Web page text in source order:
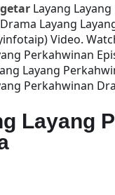
Layang Layang
Layang
Video.
Perkahwinan
Layang
Perkahwinan
Layang